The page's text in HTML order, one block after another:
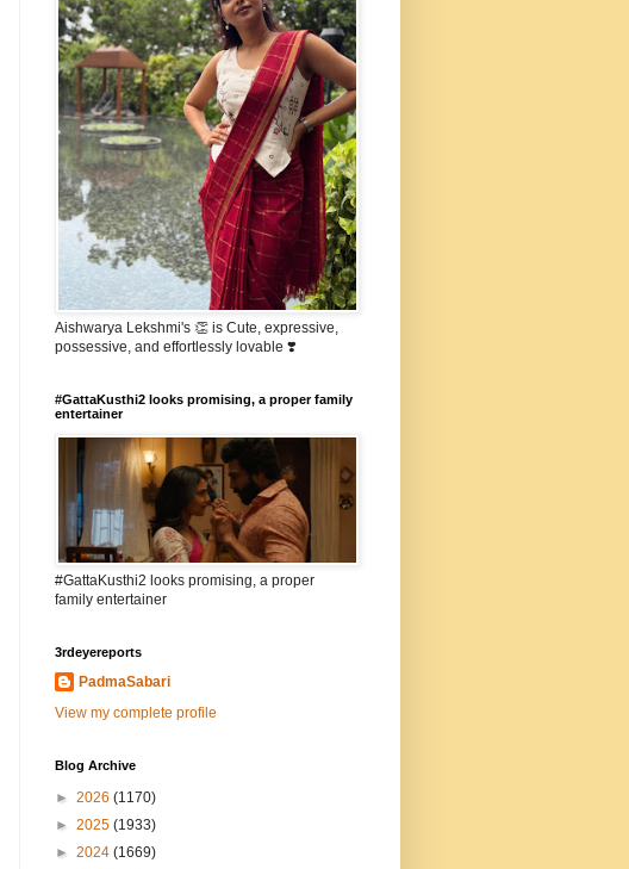
Aishwarya Lekshmi's 👏 is Cute, expressive,
possessive, and effortlessly lovable ❣️
#GattaKusthi2 looks promising, a proper family
entertainer
#GattaKusthi2 looks promising, a proper
family entertainer
3rdeyereports
PadmaSabari
View my complete profile
Blog Archive
► 2026 (1170)
► 2025 (1933)
► 2024 (1669)